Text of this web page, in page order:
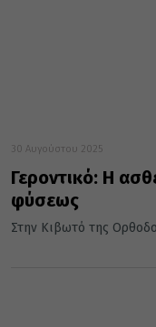
30 Αυγούστου 2025
Γεροντικό: Η
φύσεως
Στην Κιβωτό της